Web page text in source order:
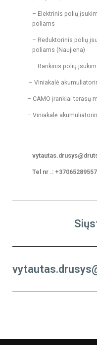
– Elektrinis polių
poliams
– Reduktorinis polių
poliams (Naujiena)
– Rankinis polių
– Viniakalė akumuliatorinė
– CAMO įrankiai terasų
– Viniakalė akumuliatorinė
Tel nr .: +37065289557